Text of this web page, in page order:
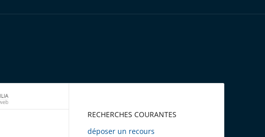
RECHERCHES COURANTES
déposer un recours